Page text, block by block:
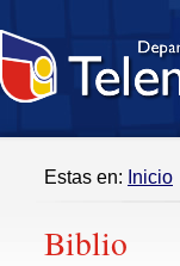
Estas en: Inicio
Biblio